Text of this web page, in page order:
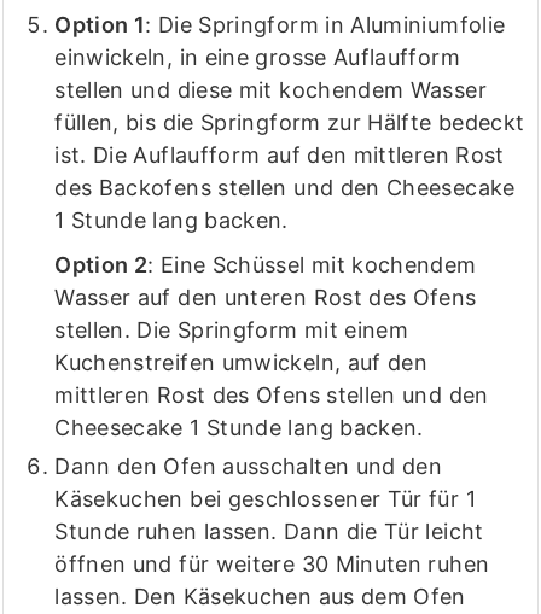
Option 1: Die Springform in Aluminiumfolie
einwickeln, in eine grosse Auflaufform
stellen und diese mit kochendem Wasser
füllen, bis die Springform zur Hälfte bedeckt
ist. Die Auflaufform auf den mittleren Rost
des Backofens stellen und den Cheesecake
1 Stunde lang backen.
Option 2: Eine Schüssel mit kochendem
Wasser auf den unteren Rost des Ofens
stellen. Die Springform mit einem
Kuchenstreifen umwickeln, auf den
mittleren Rost des Ofens stellen und den
Cheesecake 1 Stunde lang backen.
Dann den Ofen ausschalten und den
Käsekuchen bei geschlossener Tür für 1
Stunde ruhen lassen. Dann die Tür leicht
öffnen und für weitere 30 Minuten ruhen
lassen. Den Käsekuchen aus dem Ofen